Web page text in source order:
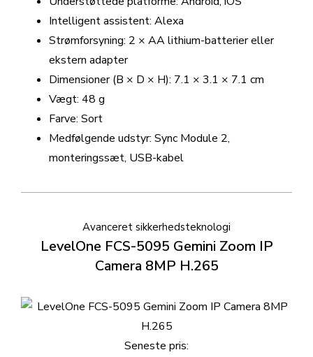
Intelligent assistent: Alexa
Strømforsyning: 2 × AA lithium-batterier eller
ekstern adapter
Dimensioner (B × D × H): 7.1 × 3.1 × 7.1 cm
Vægt: 48 g
Farve: Sort
Medfølgende udstyr: Sync Module 2,
monteringssæt, USB-kabel
Avanceret sikkerhedsteknologi
LevelOne FCS-5095 Gemini Zoom IP
Camera 8MP H.265
Seneste pris: